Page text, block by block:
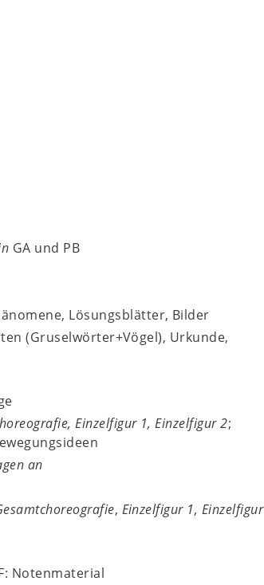
GA und PB
Lösungsblätter, Bilder
(Gruselwörter+Vögel), Urkunde,
Einzelfigur 1, Einzelfigur 2;
an
, Einzelfigur 1, Einzelfigur
Notenmaterial